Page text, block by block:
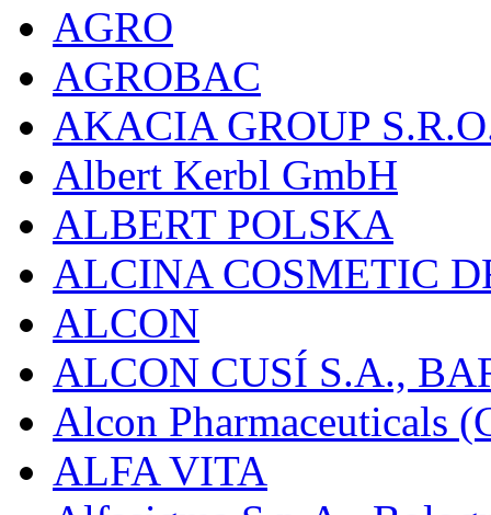
AGRO
AGROBAC
AKACIA GROUP
Albert Kerbl GmbH
ALBERT POLSKA
ALCINA COSMETIC
ALCON
ALCON CUSÍ S.A.,
Alcon Pharmaceuticals
ALFA VITA